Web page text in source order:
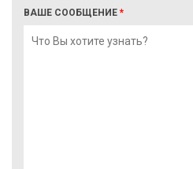
ВАШЕ СООБЩЕНИЕ *